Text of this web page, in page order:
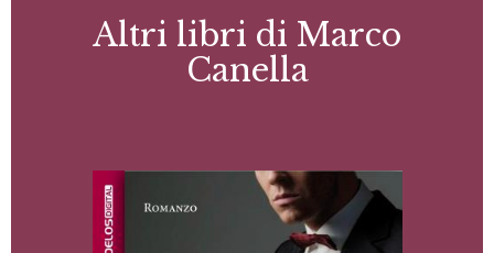
Altri libri di Marco
Canella